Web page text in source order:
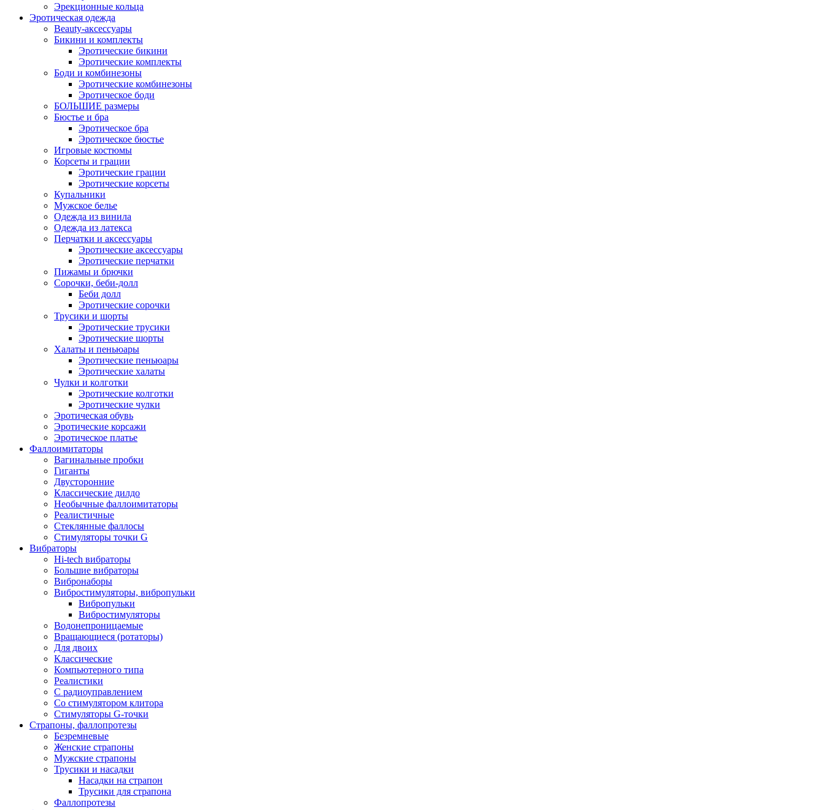
Эрекционные кольца
Эротическая одежда
Beauty-аксессуары
Бикини и комплекты
Эротические бикини
Эротические комплекты
Боди и комбинезоны
Эротические комбинезоны
Эротическое боди
БОЛЬШИЕ размеры
Бюстье и бра
Эротическое бра
Эротическое бюстье
Игровые костюмы
Корсеты и грации
Эротические грации
Эротические корсеты
Купальники
Мужское белье
Одежда из винила
Одежда из латекса
Перчатки и аксессуары
Эротические аксессуары
Эротические перчатки
Пижамы и брючки
Сорочки, беби-долл
Беби долл
Эротические сорочки
Трусики и шорты
Эротические трусики
Эротические шорты
Халаты и пеньюары
Эротические пеньюары
Эротические халаты
Чулки и колготки
Эротические колготки
Эротические чулки
Эротическая обувь
Эротические корсажи
Эротическое платье
Фаллоимитаторы
Вагинальные пробки
Гиганты
Двусторонние
Классические дилдо
Необычные фаллоимитаторы
Реалистичные
Стеклянные фаллосы
Стимуляторы точки G
Вибраторы
Hi-tech вибраторы
Большие вибраторы
Вибронаборы
Вибростимуляторы, вибропульки
Вибропульки
Вибростимуляторы
Водонепроницаемые
Вращающиеся (ротаторы)
Для двоих
Классические
Компьютерного типа
Реалистики
С радиоуправлением
Со стимулятором клитора
Стимуляторы G-точки
Страпоны, фаллопротезы
Безремневые
Женские страпоны
Мужские страпоны
Трусики и насадки
Насадки на страпон
Трусики для страпона
Фаллопротезы